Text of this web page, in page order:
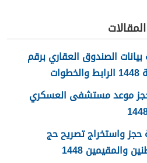
المصريين
الصندوق العقاري برقم
موعد مستشفى العسكري
حجز واستخراج تصريح حج
والمقيمين 1448